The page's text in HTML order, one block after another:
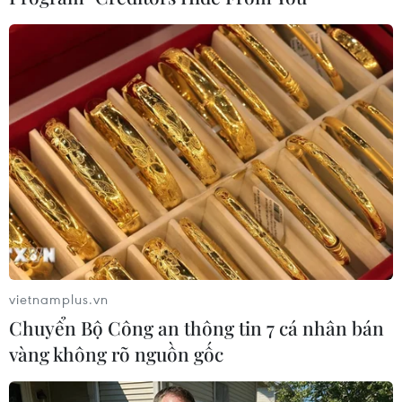
Điều bình dị "xây" thành phố Cảng
thịnh vượng, bền vững
08/08/2026 08:25
Mỹ chi hơn 2 tỷ USD thúc đẩy ngành
pin và khoáng sản nội địa
08/08/2026 08:16
Sau khi mở cửa hàng lớn tại
Singapore, MORROW hướng tới mục
tiêu đạt doanh thu 230 triệu USD
trên toàn cầu
vietnamplus.vn
Chuyển Bộ Công an thông tin 7 cá nhân bán
vàng không rõ nguồn gốc